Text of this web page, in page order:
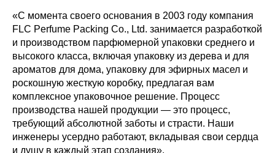
«С момента своего основания в 2003 году компания
FLC Perfume Packing Co., Ltd. занимается разработкой
и производством парфюмерной упаковки среднего и
высокого класса, включая упаковку из дерева и для
ароматов для дома, упаковку для эфирных масел и
роскошную жесткую коробку, предлагая вам
комплексное упаковочное решение. Процесс
производства нашей продукции — это процесс,
требующий абсолютной заботы и страсти. Наши
инженеры усердно работают, вкладывая свои сердца
и душу в каждый этап создания».